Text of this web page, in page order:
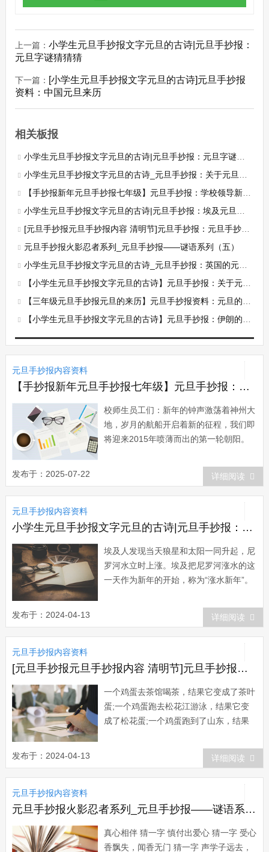
上一篇： 小学生元旦手抄报文字元旦的古诗|元旦手抄报：
元旦字谜猜猜猜
下一篇：
[小学生元旦手抄报文字元旦的古诗]元旦手抄报
资料：中国元旦来历
相关板报
小学生元旦手抄报文字元旦的古诗|元旦手抄报：元旦字谜猜猜猜
小学生元旦手抄报文字元旦的古诗_元旦手抄报：关于元旦的诗歌
【手抄报新年元旦手抄报七年级】元旦手抄报：学校领导新年献词
小学生元旦手抄报文字元旦的古诗|元旦手抄报：埃及元旦的习俗
[元旦手抄报元旦手抄报内容 清明节]元旦手抄报：元旦手抄报内容
元旦手抄报火影忍者系列_元旦手抄报——谜语系列（五）
小学生元旦手抄报文字元旦的古诗_元旦手抄报：英国的元旦习俗
【小学生元旦手抄报文字元旦的古诗】元旦手抄报：关于元旦的对联2
【三年级元旦手抄报元旦的来历】元旦手抄报资料：元旦的来历
【小学生元旦手抄报文字元旦的古诗】元旦手抄报：伊朗的元旦习俗
元旦手抄报内容资料
【手抄报新年元旦手抄报七年级】元旦手抄报：学校领导新年献词
校师生员工们：新年的钟声激荡着神州大
地，岁月的航船开启着新的征程，我们即
将迎来2015年喷薄而出的第一轮朝阳。
行政向辛勤工作的全校教职员工、向刻苦
学习的莘莘学子，致以节日的祝贺、亲切
的问候和诚挚的谢意!时光荏苒，岁月如
年。回...
发布于：2025-07-22 详细阅读
元旦手抄报内容资料
小学生元旦手抄报文字元旦的古诗|元旦手抄报：埃及元旦的习俗
埃及人发现当天狼星和太阳一同升起，尼
罗河水立时上涨。埃及把尼罗河涨水的这
一天作为新年的开始，称为“涨水新年”。
桌子，七八只碟子供着大豆、扁豆、紫苜
蓿和小麦的颗粒，还有好些绿色植物的小
芽，这象征丰裕。献给神的东西越多，新
发布于：2024-04-13 详细阅读
元旦手抄报内容资料
[元旦手抄报元旦手抄报内容 清明节]元旦手抄报：元旦手抄报内容
一个鸡蛋去茶馆喝茶，结果它变成了茶叶
蛋;一个鸡蛋跑去松花江游泳，结果它变
成了松花蛋;一个鸡蛋跑到了山东，结果
果它变成了野鸡蛋;一个鸡蛋在路上不小
心摔了一跤，倒在地上，结果它变成了导
弹;一个鸡蛋跑到人家院子里去了，结果
原，结...
发布于：2024-04-13 详细阅读
元旦手抄报内容资料
元旦手抄报火影忍者系列_元旦手抄报——谜语系列（五）
真心相伴 猜一字 慎付出爱心 猜一字 受心
香飘失，闻香无门 猜一字 声学子远去，